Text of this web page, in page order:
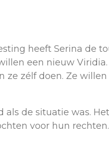
heeft Serina de
een nieuw
ze zélf doen. Ze
de situatie was.
voor hun rechten.